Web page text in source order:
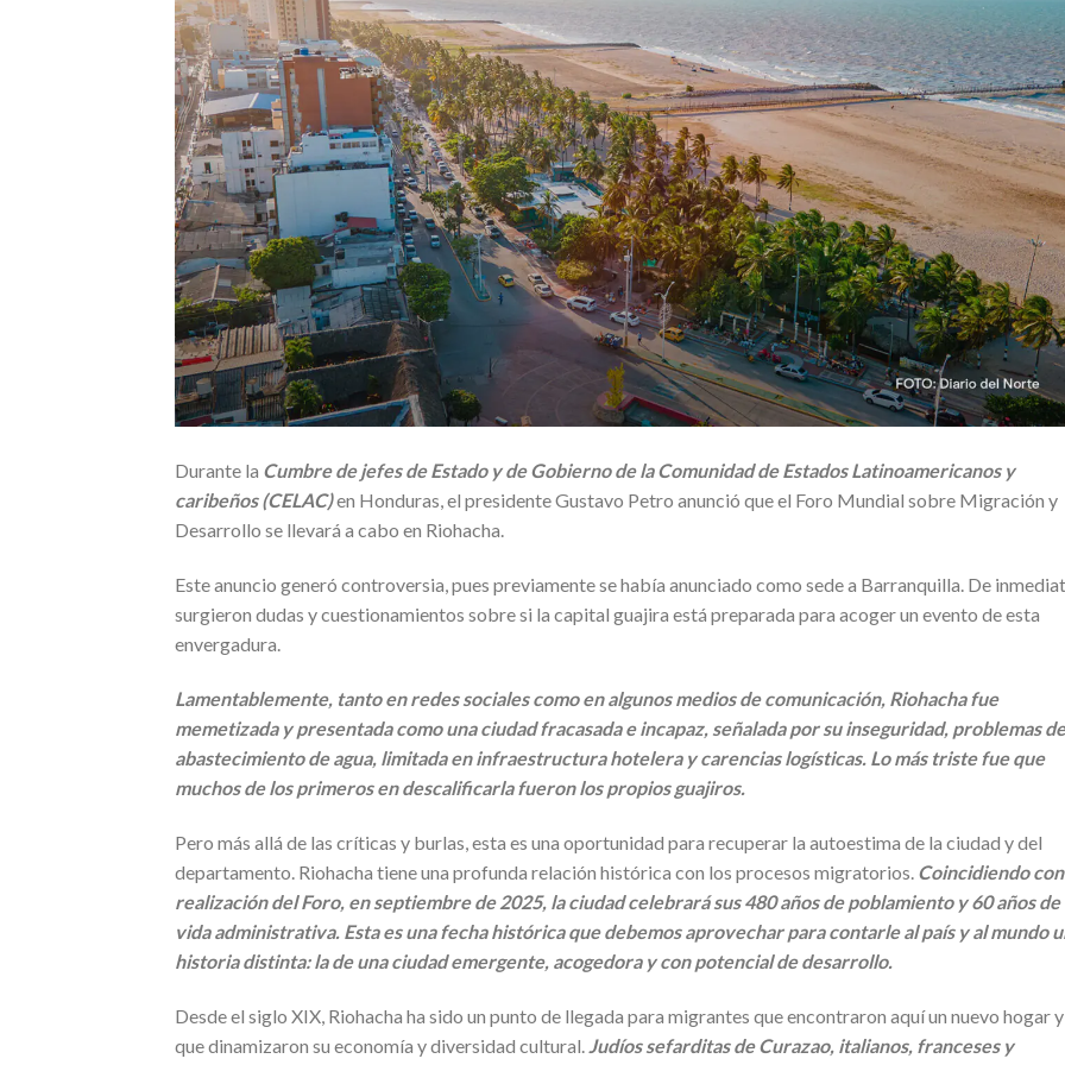
Durante la Cumbre de jefes de Estado y de Gobierno de la Comunidad de Estados Latinoamericanos y
caribeños (CELAC)en Honduras, el presidente Gustavo Petro anunció que el Foro Mundial sobre Migración y
Desarrollo se llevará a cabo en Riohacha.
Este anuncio generó controversia, pues previamente se había anunciado como sede a Barranquilla. De
surgieron dudas y cuestionamientos sobre si la capital guajira está preparada para acoger un evento de esta
envergadura.
Lamentablemente, tanto en redes sociales como en algunos medios de comunicación, Riohacha fue
memetizada y presentada como una ciudad fracasada e incapaz, señalada por su inseguridad, problemas de
abastecimiento de agua, limitada en infraestructura hotelera y carencias logísticas. Lo más triste fue que
muchos de los primeros en descalificarla fueron los propios guajiros.
Pero más allá de las críticas y burlas, esta es una oportunidad para recuperar la autoestima de la ciudad y del
departamento. Riohacha tiene una profunda relación histórica con los procesos migratorios. Coincidiendo
realización del Foro, en septiembre de 2025, la ciudad celebrará sus 480 años de poblamiento y 60 años de
vida administrativa. Esta es una fecha histórica que debemos aprovechar para contarle al país y al mundo
historia distinta: la de una ciudad emergente, acogedora y con potencial de desarrollo.
Desde el siglo XIX, Riohacha ha sido un punto de llegada para migrantes que encontraron aquí un nuevo hogar y
que dinamizaron su economía y diversidad cultural. Judíos sefarditas de Curazao, italianos, franceses y